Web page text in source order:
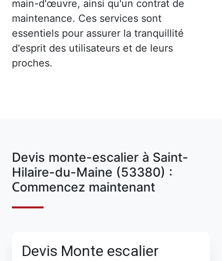
main-d'œuvre, ainsi qu'un contrat de
maintenance. Ces services sont
essentiels pour assurer la tranquillité
d'esprit des utilisateurs et de leurs
proches.
Devis monte-escalier à Saint-
Hilaire-du-Maine (53380) :
Commencez maintenant
Devis Monte escalier